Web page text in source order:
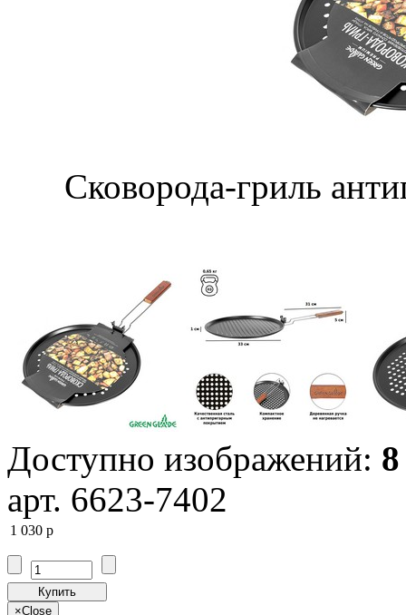
Сковорода-гриль
Доступно изображений: 8
арт. 6623-7402
1 030 p
Купить
×Close